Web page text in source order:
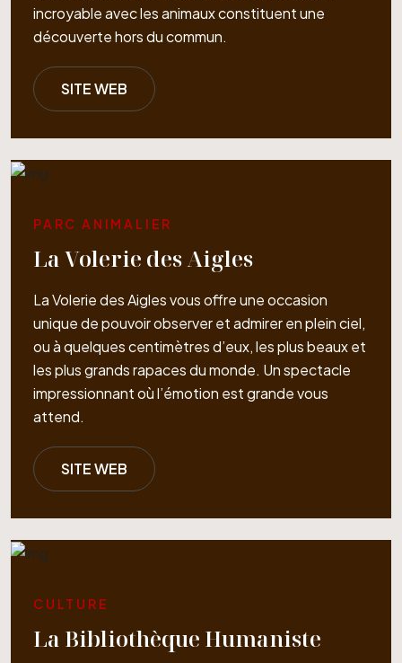
incroyable avec les animaux constituent une
découverte hors du commun.
SITE WEB
PARC ANIMALIER
La Volerie des Aigles
La Volerie des Aigles vous offre une occasion
unique de pouvoir observer et admirer en plein ciel,
ou à quelques centimètres d’eux, les plus beaux et
les plus grands rapaces du monde. Un spectacle
impressionnant où l’émotion est grande vous
attend.
SITE WEB
CULTURE
La Bibliothèque Humaniste